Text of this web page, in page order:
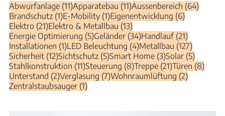
Abwurfanlage (11)11 Beiträge
Apparatebau (11)11 Beiträge
Aussenbereich (64)64
Brandschutz (1)1 Beitrag
E-Mobility (1)1 Beitrag
Eigenentwicklung (6)6 Beiträge
Elektro (21)21 Beiträge
Elektro & Metallbau (13)13 Beiträge
Energie Optimierung (5)5 Beiträge
Geländer (34)34 Beiträge
Handlauf (21)21
Installationen (1)1 Beitrag
LED Beleuchtung (4)4 Beiträge
Metallbau (127)127
Sicherheit (12)12 Beiträge
Sichtschutz (5)5 Beiträge
Smart Home (3)3 Beiträge
Solar (5)5
Stahlkonstruktion (11)11 Beiträge
Steuerung (8)8 Beiträge
Treppe (21)21 Beiträge
Türen (8)8
Unterstand (2)2 Beiträge
Verglasung (7)7 Beiträge
Wohnraumlüftung (2)2 Beiträge
Zentralstaubsauger (1)1 Beitrag